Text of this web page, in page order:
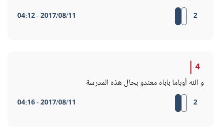
2
2017/08/11 - 04:12
4
و الله أوباما باباه معندو بحال هذه المدرسة
2
2017/08/11 - 04:16